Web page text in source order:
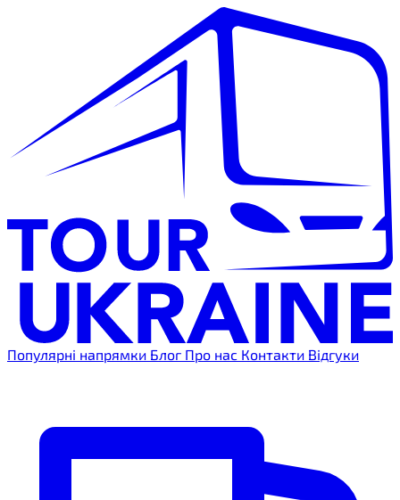
Популярні напрямки Блог Про нас Контакти Відгуки